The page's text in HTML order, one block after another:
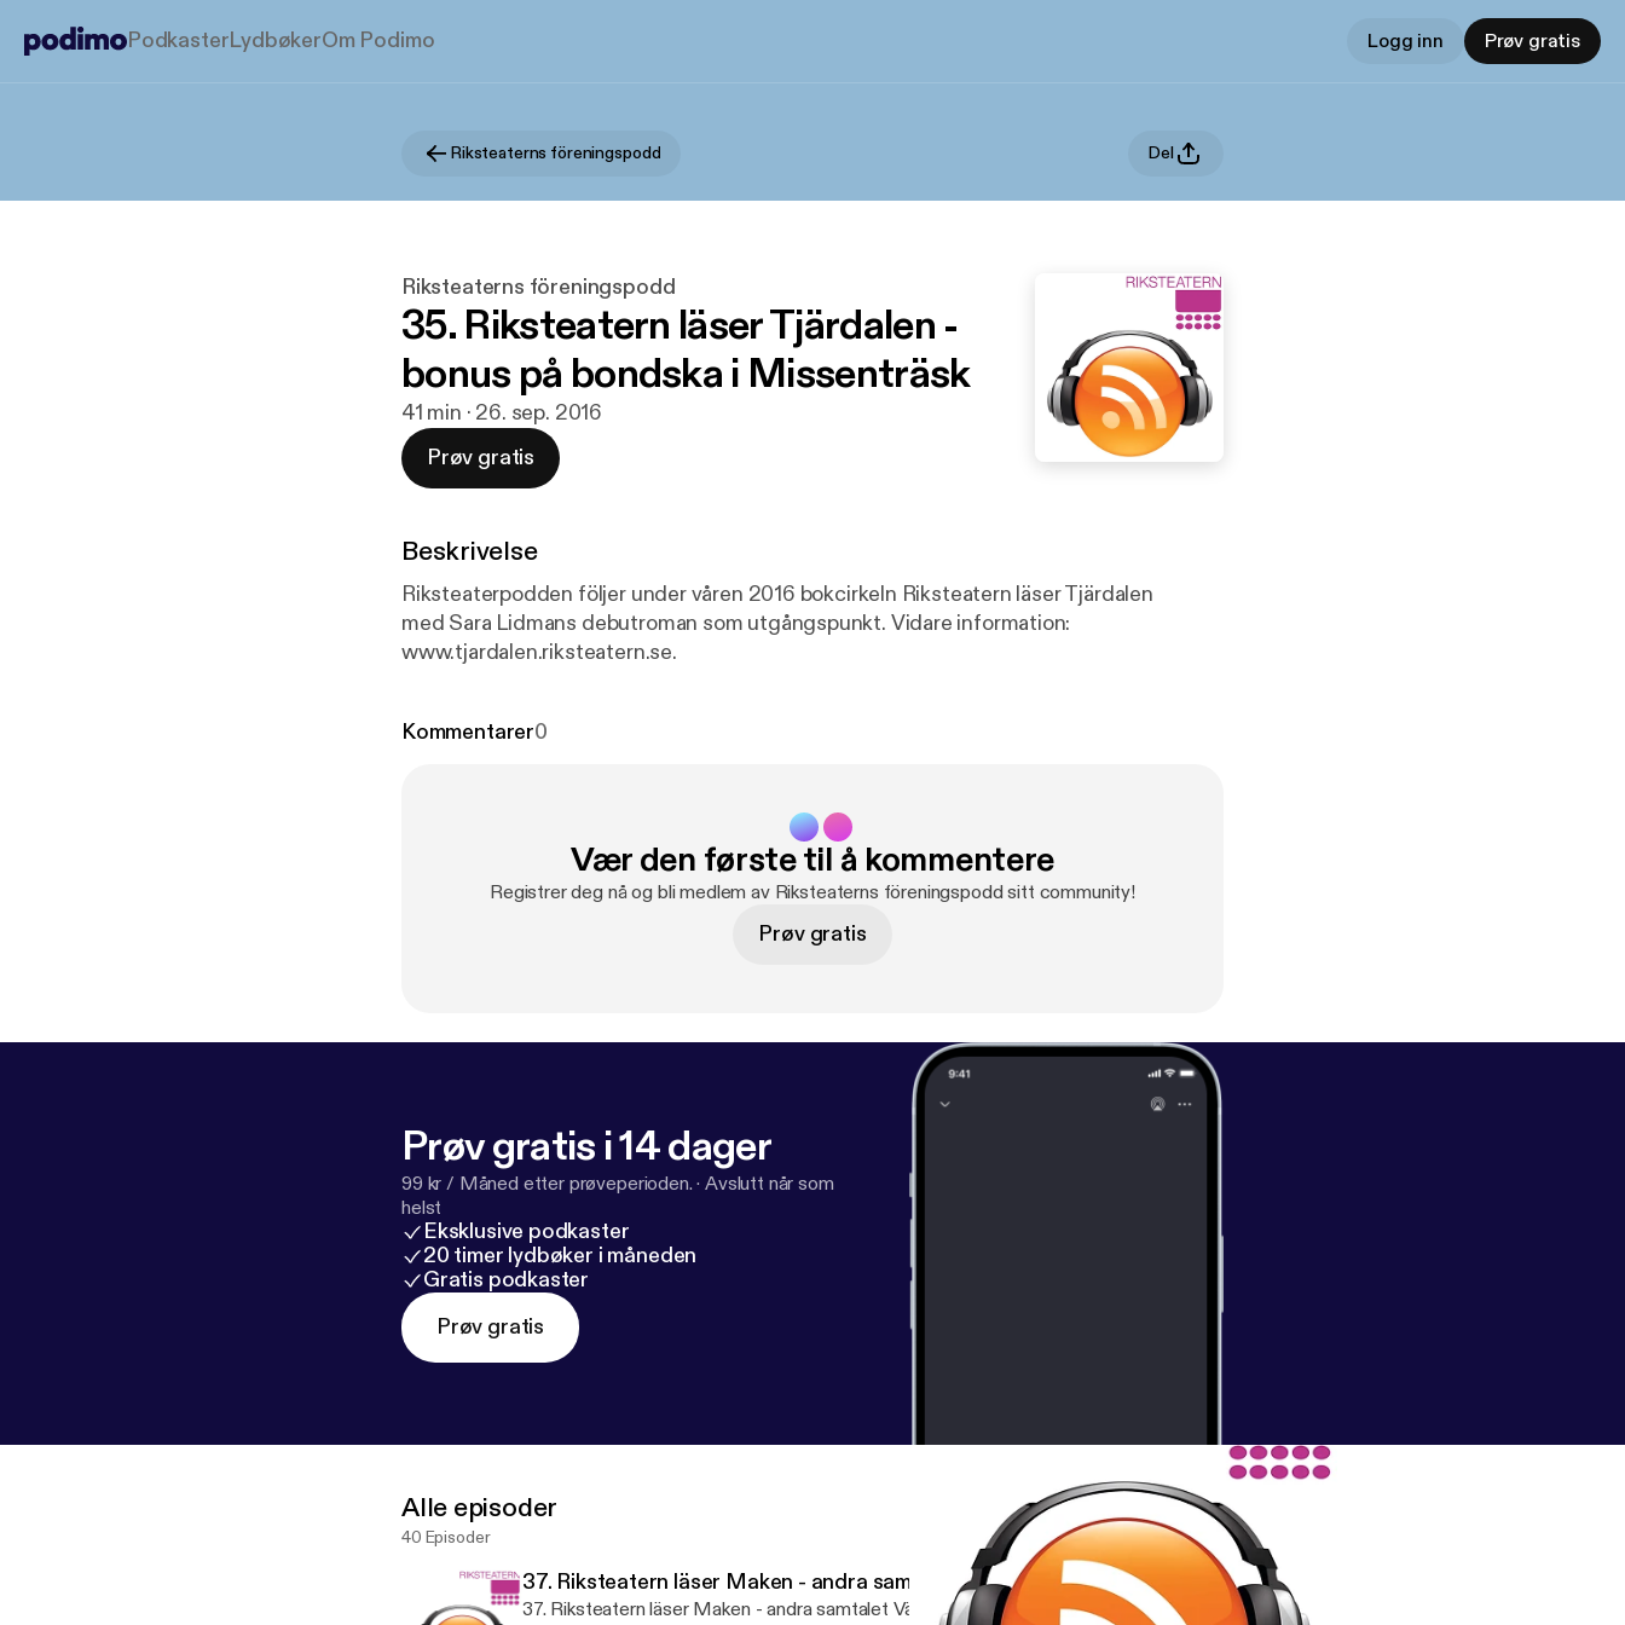
PodkasterLydbøkerOm Podimo Logg inn Prøv gratis
Riksteaterns föreningspodd Del
Riksteaterns föreningspodd
35. Riksteatern läser Tjärdalen -
bonus på bondska i Missenträsk
41 min · 26. sep. 2016
Prøv gratis
Beskrivelse
Riksteaterpodden följer under våren 2016 bokcirkeln Riksteatern läser Tjärdalen
med Sara Lidmans debutroman som utgångspunkt. Vidare information:
www.tjardalen.riksteatern.se.
Kommentarer0
Vær den første til å kommentere
Registrer deg nå og bli medlem av Riksteaterns föreningspodd sitt community!
Prøv gratis
Prøv gratis i 14 dager
99 kr / Måned etter prøveperioden. ·Avslutt når som
helst
Eksklusive podkaster
20 timer lydbøker i måneden
Gratis podkaster
Prøv gratis
Alle episoder
40 Episoder
37. Riksteatern läser Maken - andra samtalet
37. Riksteatern läser Maken - andra samtalet Välkommen till ett nytt avsnitt i